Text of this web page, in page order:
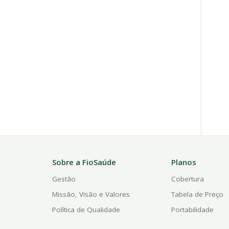
Sobre a FioSaúde
Gestão
Missão, Visão e Valores
Política de Qualidade
Planos
Cobertura
Tabela de Preço
Portabilidade